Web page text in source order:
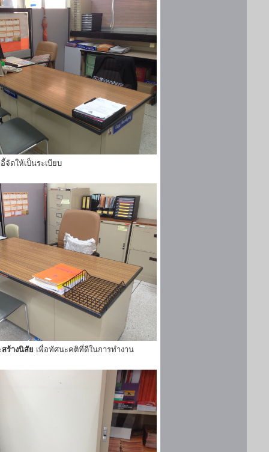
จัดให้เป็นระเบียบ
สร้างนิสัย เพื่อทัศนะคติที่ดีในการทำงาน